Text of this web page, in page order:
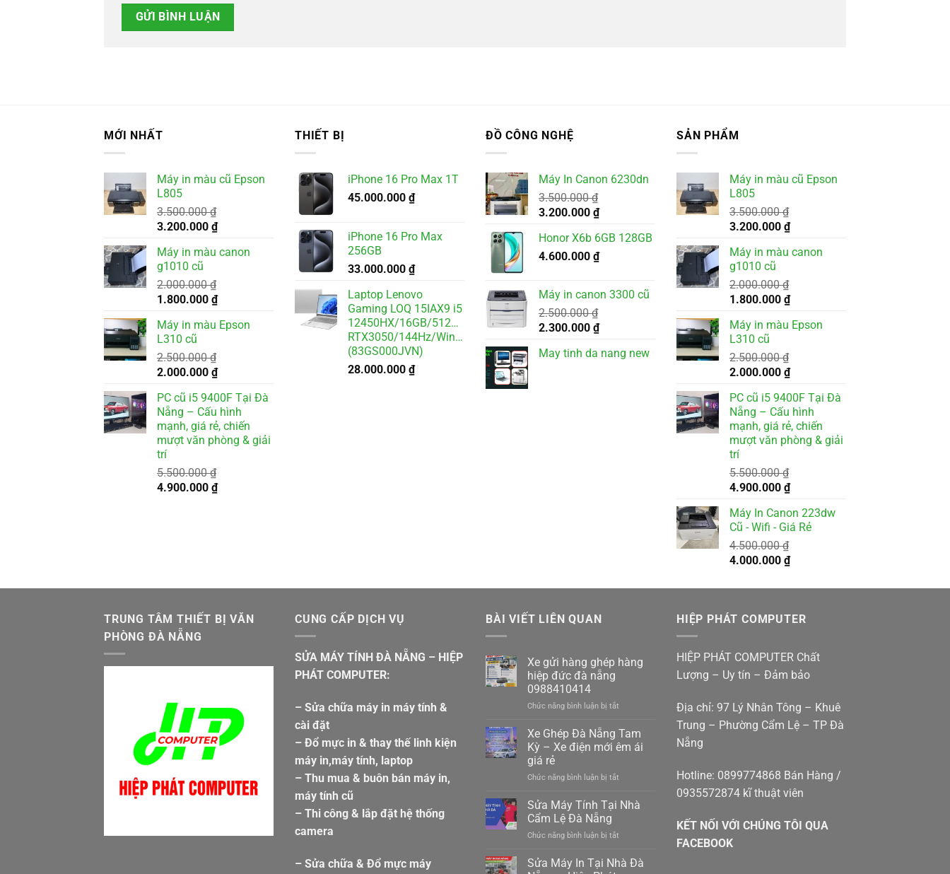
MỚI NHẤT
Máy in màu cũ Epson
L805
3.500.000₫
Giá
là:
3.500.000 ₫.
3.200.000 ₫Giá
tại
Máy in màu canon
g1010 cũ
2.000.000₫
Giá
là:
2.000.000 ₫.
1.800.000 ₫Giá
tại
Máy in màu Epson
L310 cũ
2.500.000₫
Giá
là:
2.500.000 ₫.
2.000.000 ₫Giá
tại
là:
2.000.000 ₫.
PC cũ i5 9400F Tại Đà
Nẵng – Cấu hình
mạnh, giá rẻ, chiến
mượt văn phòng & giải
trí
5.500.000₫
Giá
4.900.000 ₫Giá
THIẾT BỊ
iPhone 16 Pro Max 1T
45.000.000 ₫
iPhone 16 Pro Max
256GB
33.000.000 ₫
Laptop Lenovo
Gaming LOQ 15IAX9 i5
12450HX/16GB/512GB/6GB
RTX3050/144Hz/Win11
(83GS000JVN)
28.000.000 ₫
ĐỒ CÔNG NGHỆ
Máy In Canon 6230dn
3.500.000₫
Giá
là:
3.500.000 ₫.
3.200.000 ₫Giá
tại
là:
Honor X6b 6GB 128GB
4.600.000 ₫
Máy in canon 3300 cũ
2.500.000₫
Giá
là:
2.300.000 ₫Giá
tại
May tinh da nang new
SẢN PHẨM
Máy in màu cũ Epson
L805
3.500.000₫
Giá
là:
3.500.000 ₫.
3.200.000 ₫Giá
tại
Máy in màu canon
g1010 cũ
2.000.000₫
Giá
là:
2.000.000 ₫.
1.800.000 ₫Giá
tại
Máy in màu Epson
L310 cũ
2.500.000₫
Giá
là:
2.500.000 ₫.
2.000.000 ₫Giá
tại
là:
2.000.000 ₫.
PC cũ i5 9400F Tại Đà
Nẵng – Cấu hình
mạnh, giá rẻ, chiến
mượt văn phòng & giải
trí
5.500.000₫
Giá
là:
5.500.000 ₫.
4.900.000 ₫Giá
tại
là:
Máy In Canon 223dw
Cũ - Wifi - Giá Rẻ
4.500.000₫
Giá
là:
4.000.000 ₫Giá
tại
4.000.000 ₫.
TRUNG TÂM THIẾT BỊ VĂN
PHÒNG ĐÀ NẴNG
CUNG CẤP DỊCH VỤ
SỬA MÁY TÍNH ĐÀ NẴNG – HIỆP
PHÁT COMPUTER:
– Sửa chữa máy in máy tính &
cài đặt
– Đổ mực in & thay thế linh kiện
máy in,máy tính, laptop
– Thu mua & buôn bán máy in,
máy tính cũ
– Thi công & lắp đặt hệ thống
camera
– Sửa chữa & Đổ mực máy
BÀI VIẾT LIÊN QUAN
Xe gửi hàng ghép hàng
hiệp đức đà nẵng
0988410414
Chức năng bình luận bị tắt
gửi
hàng
ghép
đà
Xe Ghép Đà Nẵng Tam
Kỳ – Xe điện mới êm ái
giá rẻ
Chức năng bình luận bị tắt
Ghép
–
Sửa Máy Tính Tại Nhà
Cẩm Lệ Đà Nẵng
Chức năng bình luận bị tắt
Máy
Sửa Máy In Tại Nhà Đà
HIỆP PHÁT COMPUTER
HIỆP PHÁT COMPUTER Chất
Lượng – Uy tín – Đảm bảo
Địa chỉ: 97 Lý Nhân Tông – Khuê
Trung – Phường Cẩm Lệ – TP Đà
Nẵng
Hotline: 0899774868 Bán Hàng /
0935572874 kĩ thuật viên
KẾT NỐI VỚI CHÚNG TÔI QUA
FACEBOOK